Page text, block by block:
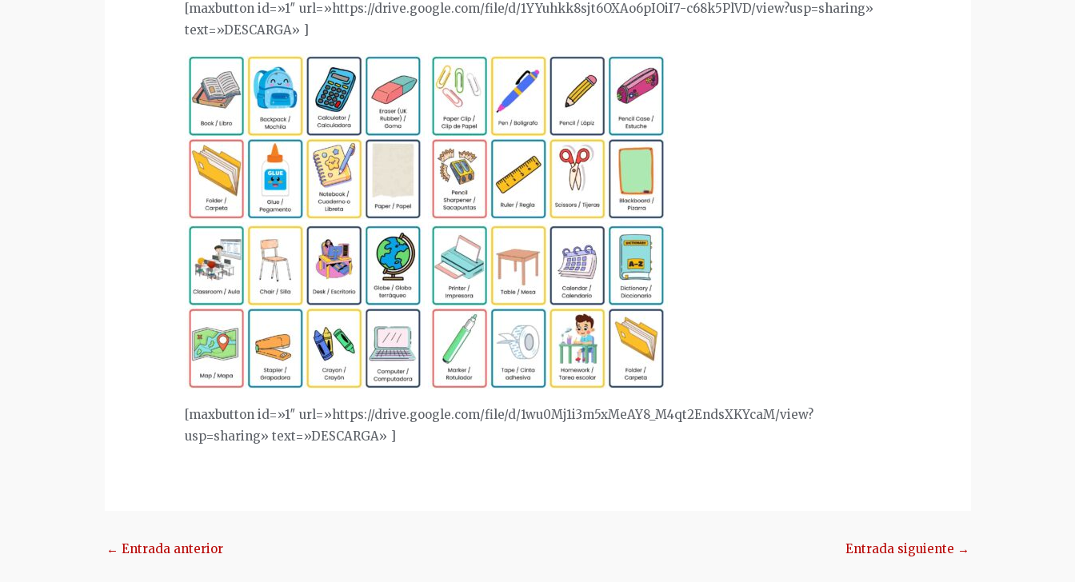
[maxbutton id=»1″ url=»https://drive.google.com/file/d/1YYuhkk8sjt6OXAo6pIOiI7-c68k5PlVD/view?usp=sharing»
text=»DESCARGA» ]
[maxbutton id=»1″ url=»https://drive.google.com/file/d/1wu0Mj1i3m5xMeAY8_M4qt2EndsXKYcaM/view?
usp=sharing» text=»DESCARGA» ]
Navegación
← Entrada anterior Entrada siguiente →